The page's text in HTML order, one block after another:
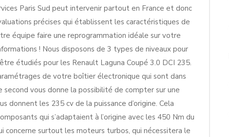
Paris Sud peut intervenir partout en France et donc
précises qui établissent les caractéristiques de
équipe faire une reprogrammation idéale sur votre
! Nous disposons de 3 types de niveaux pour
étudiés pour les Renault Laguna Coupé 3.0 DCI 235.
de votre boîtier électronique qui sont dans
vous donne la possibilité de compter sur une
donnent les 235 cv de la puissance d’origine. Cela
qui s’adaptaient à l’origine avec les 450 Nm du
surtout les moteurs turbos, qui nécessitera le